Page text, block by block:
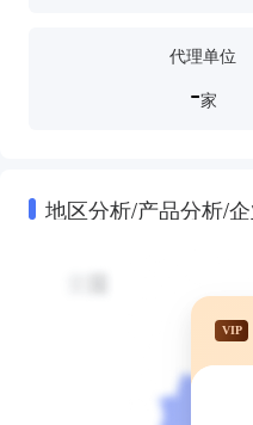
代理单位
-家
地区分析/产品分析/
VIP